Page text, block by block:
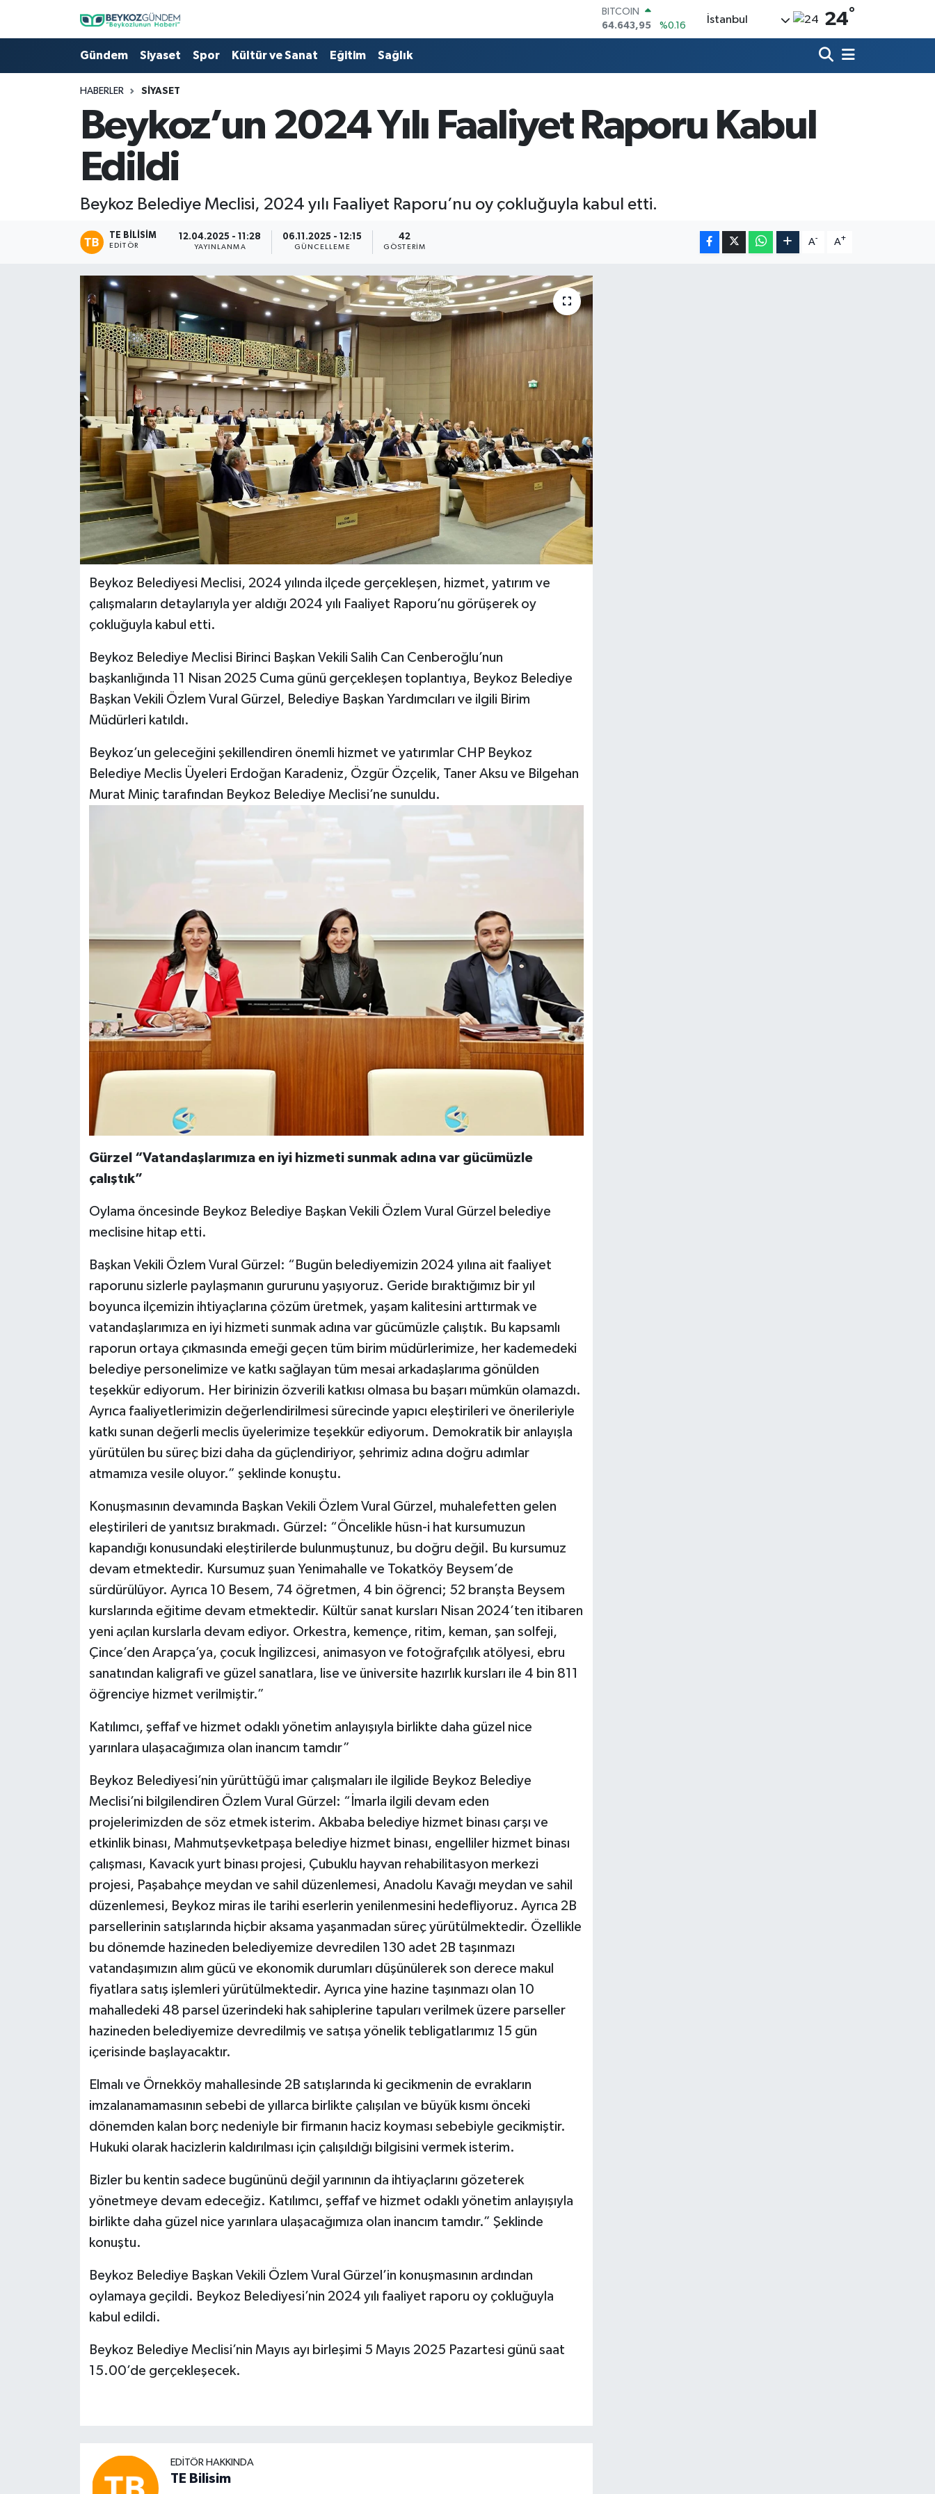
DOLAR
47,6704
%0
EURO
BİST100
13.799
%70
İstanbul 24°
Gündem Siyaset Spor Kültür ve Sanat Eğitim Sağlık
HABERLER SIYASET
Beykoz’un 2024 Yılı Faaliyet Raporu Kabul
Edildi
Beykoz Belediye Meclisi, 2024 yılı Faaliyet Raporu’nu oy çokluğuyla kabul etti.
TE BILISIM
EDITÖR
12.04.2025 - 11:28
YAYINLANMA
06.11.2025 - 12:15
GÜNCELLEME
42
GÖSTERIM
A- A+
Beykoz Belediyesi Meclisi, 2024 yılında ilçede gerçekleşen, hizmet, yatırım ve
çalışmaların detaylarıyla yer aldığı 2024 yılı Faaliyet Raporu’nu görüşerek oy
çokluğuyla kabul etti.
Beykoz Belediye Meclisi Birinci Başkan Vekili Salih Can Cenberoğlu’nun
başkanlığında 11 Nisan 2025 Cuma günü gerçekleşen toplantıya, Beykoz Belediye
Başkan Vekili Özlem Vural Gürzel, Belediye Başkan Yardımcıları ve ilgili Birim
Müdürleri katıldı.
Beykoz’un geleceğini şekillendiren önemli hizmet ve yatırımlar CHP Beykoz
Belediye Meclis Üyeleri Erdoğan Karadeniz, Özgür Özçelik, Taner Aksu ve Bilgehan
Murat Miniç tarafından Beykoz Belediye Meclisi’ne sunuldu.
Gürzel “Vatandaşlarımıza en iyi hizmeti sunmak adına var gücümüzle
çalıştık”
Oylama öncesinde Beykoz Belediye Başkan Vekili Özlem Vural Gürzel belediye
meclisine hitap etti.
Başkan Vekili Özlem Vural Gürzel: “Bugün belediyemizin 2024 yılına ait faaliyet
raporunu sizlerle paylaşmanın gururunu yaşıyoruz. Geride bıraktığımız bir yıl
boyunca ilçemizin ihtiyaçlarına çözüm üretmek, yaşam kalitesini arttırmak ve
vatandaşlarımıza en iyi hizmeti sunmak adına var gücümüzle çalıştık. Bu kapsamlı
raporun ortaya çıkmasında emeği geçen tüm birim müdürlerimize, her kademedeki
belediye personelimize ve katkı sağlayan tüm mesai arkadaşlarıma gönülden
teşekkür ediyorum. Her birinizin özverili katkısı olmasa bu başarı mümkün olamazdı.
Ayrıca faaliyetlerimizin değerlendirilmesi sürecinde yapıcı eleştirileri ve önerileriyle
katkı sunan değerli meclis üyelerimize teşekkür ediyorum. Demokratik bir anlayışla
yürütülen bu süreç bizi daha da güçlendiriyor, şehrimiz adına doğru adımlar
atmamıza vesile oluyor.” şeklinde konuştu.
Konuşmasının devamında Başkan Vekili Özlem Vural Gürzel, muhalefetten gelen
eleştirileri de yanıtsız bırakmadı. Gürzel: “Öncelikle hüsn-i hat kursumuzun
kapandığı konusundaki eleştirilerde bulunmuştunuz, bu doğru değil. Bu kursumuz
devam etmektedir. Kursumuz şuan Yenimahalle ve Tokatköy Beysem’de
sürdürülüyor. Ayrıca 10 Besem, 74 öğretmen, 4 bin öğrenci; 52 branşta Beysem
kurslarında eğitime devam etmektedir. Kültür sanat kursları Nisan 2024’ten itibaren
yeni açılan kurslarla devam ediyor. Orkestra, kemençe, ritim, keman, şan solfeji,
Çince’den Arapça’ya, çocuk İngilizcesi, animasyon ve fotoğrafçılık atölyesi, ebru
sanatından kaligrafi ve güzel sanatlara, lise ve üniversite hazırlık kursları ile 4 bin 811
öğrenciye hizmet verilmiştir.”
Katılımcı, şeffaf ve hizmet odaklı yönetim anlayışıyla birlikte daha güzel nice
yarınlara ulaşacağımıza olan inancım tamdır”
Beykoz Belediyesi’nin yürüttüğü imar çalışmaları ile ilgilide Beykoz Belediye
Meclisi’ni bilgilendiren Özlem Vural Gürzel: “İmarla ilgili devam eden
projelerimizden de söz etmek isterim. Akbaba belediye hizmet binası çarşı ve
etkinlik binası, Mahmutşevketpaşa belediye hizmet binası, engelliler hizmet binası
çalışması, Kavacık yurt binası projesi, Çubuklu hayvan rehabilitasyon merkezi
projesi, Paşabahçe meydan ve sahil düzenlemesi, Anadolu Kavağı meydan ve sahil
düzenlemesi, Beykoz miras ile tarihi eserlerin yenilenmesini hedefliyoruz. Ayrıca 2B
parsellerinin satışlarında hiçbir aksama yaşanmadan süreç yürütülmektedir. Özellikle
bu dönemde hazineden belediyemize devredilen 130 adet 2B taşınmazı
vatandaşımızın alım gücü ve ekonomik durumları düşünülerek son derece makul
fiyatlara satış işlemleri yürütülmektedir. Ayrıca yine hazine taşınmazı olan 10
mahalledeki 48 parsel üzerindeki hak sahiplerine tapuları verilmek üzere parseller
hazineden belediyemize devredilmiş ve satışa yönelik tebligatlarımız 15 gün
içerisinde başlayacaktır.
Elmalı ve Örnekköy mahallesinde 2B satışlarında ki gecikmenin de evrakların
imzalanamamasının sebebi de yıllarca birlikte çalışılan ve büyük kısmı önceki
dönemden kalan borç nedeniyle bir firmanın haciz koyması sebebiyle gecikmiştir.
Hukuki olarak hacizlerin kaldırılması için çalışıldığı bilgisini vermek isterim.
Bizler bu kentin sadece bugününü değil yarınının da ihtiyaçlarını gözeterek
yönetmeye devam edeceğiz. Katılımcı, şeffaf ve hizmet odaklı yönetim anlayışıyla
birlikte daha güzel nice yarınlara ulaşacağımıza olan inancım tamdır.” Şeklinde
konuştu.
Beykoz Belediye Başkan Vekili Özlem Vural Gürzel’in konuşmasının ardından
oylamaya geçildi. Beykoz Belediyesi’nin 2024 yılı faaliyet raporu oy çokluğuyla
kabul edildi.
Beykoz Belediye Meclisi’nin Mayıs ayı birleşimi 5 Mayıs 2025 Pazartesi günü saat
15.00’de gerçekleşecek.
EDITÖR HAKKINDA
TE Bilisim
Hava Durumu
Trafik Durumu
Süper Lig Puan Durumu ve Fikstür
Tüm Manşetler
Haber Arşivi